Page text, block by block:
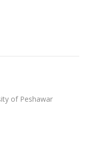
of Peshawar